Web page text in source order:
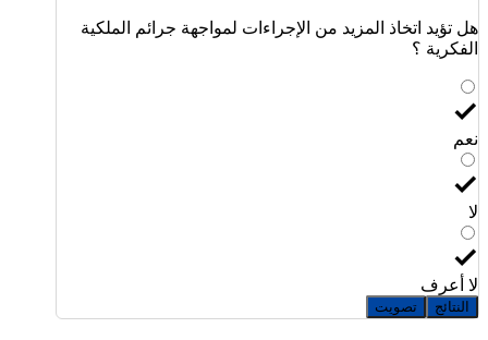
هل تؤيد اتخاذ المزيد من الإجراءات لمواجهة جرائم الملكية
الفكرية ؟
نعم
لا
لا أعرف
النتائج تصويت